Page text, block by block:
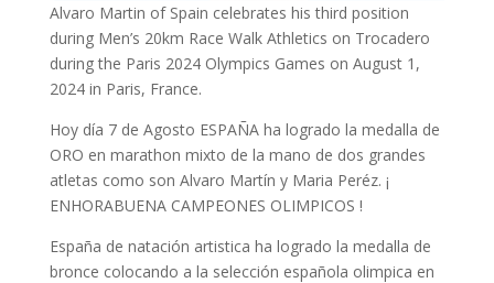
Alvaro Martin of Spain celebrates his third position
during Men’s 20km Race Walk Athletics on Trocadero
during the Paris 2024 Olympics Games on August 1,
2024 in Paris, France.
Hoy día 7 de Agosto ESPAÑA ha logrado la medalla de
ORO en marathon mixto de la mano de dos grandes
atletas como son Alvaro Martín y Maria Peréz. ¡
ENHORABUENA CAMPEONES OLIMPICOS !
España de natación artistica ha logrado la medalla de
bronce colocando a la selección española olimpica en